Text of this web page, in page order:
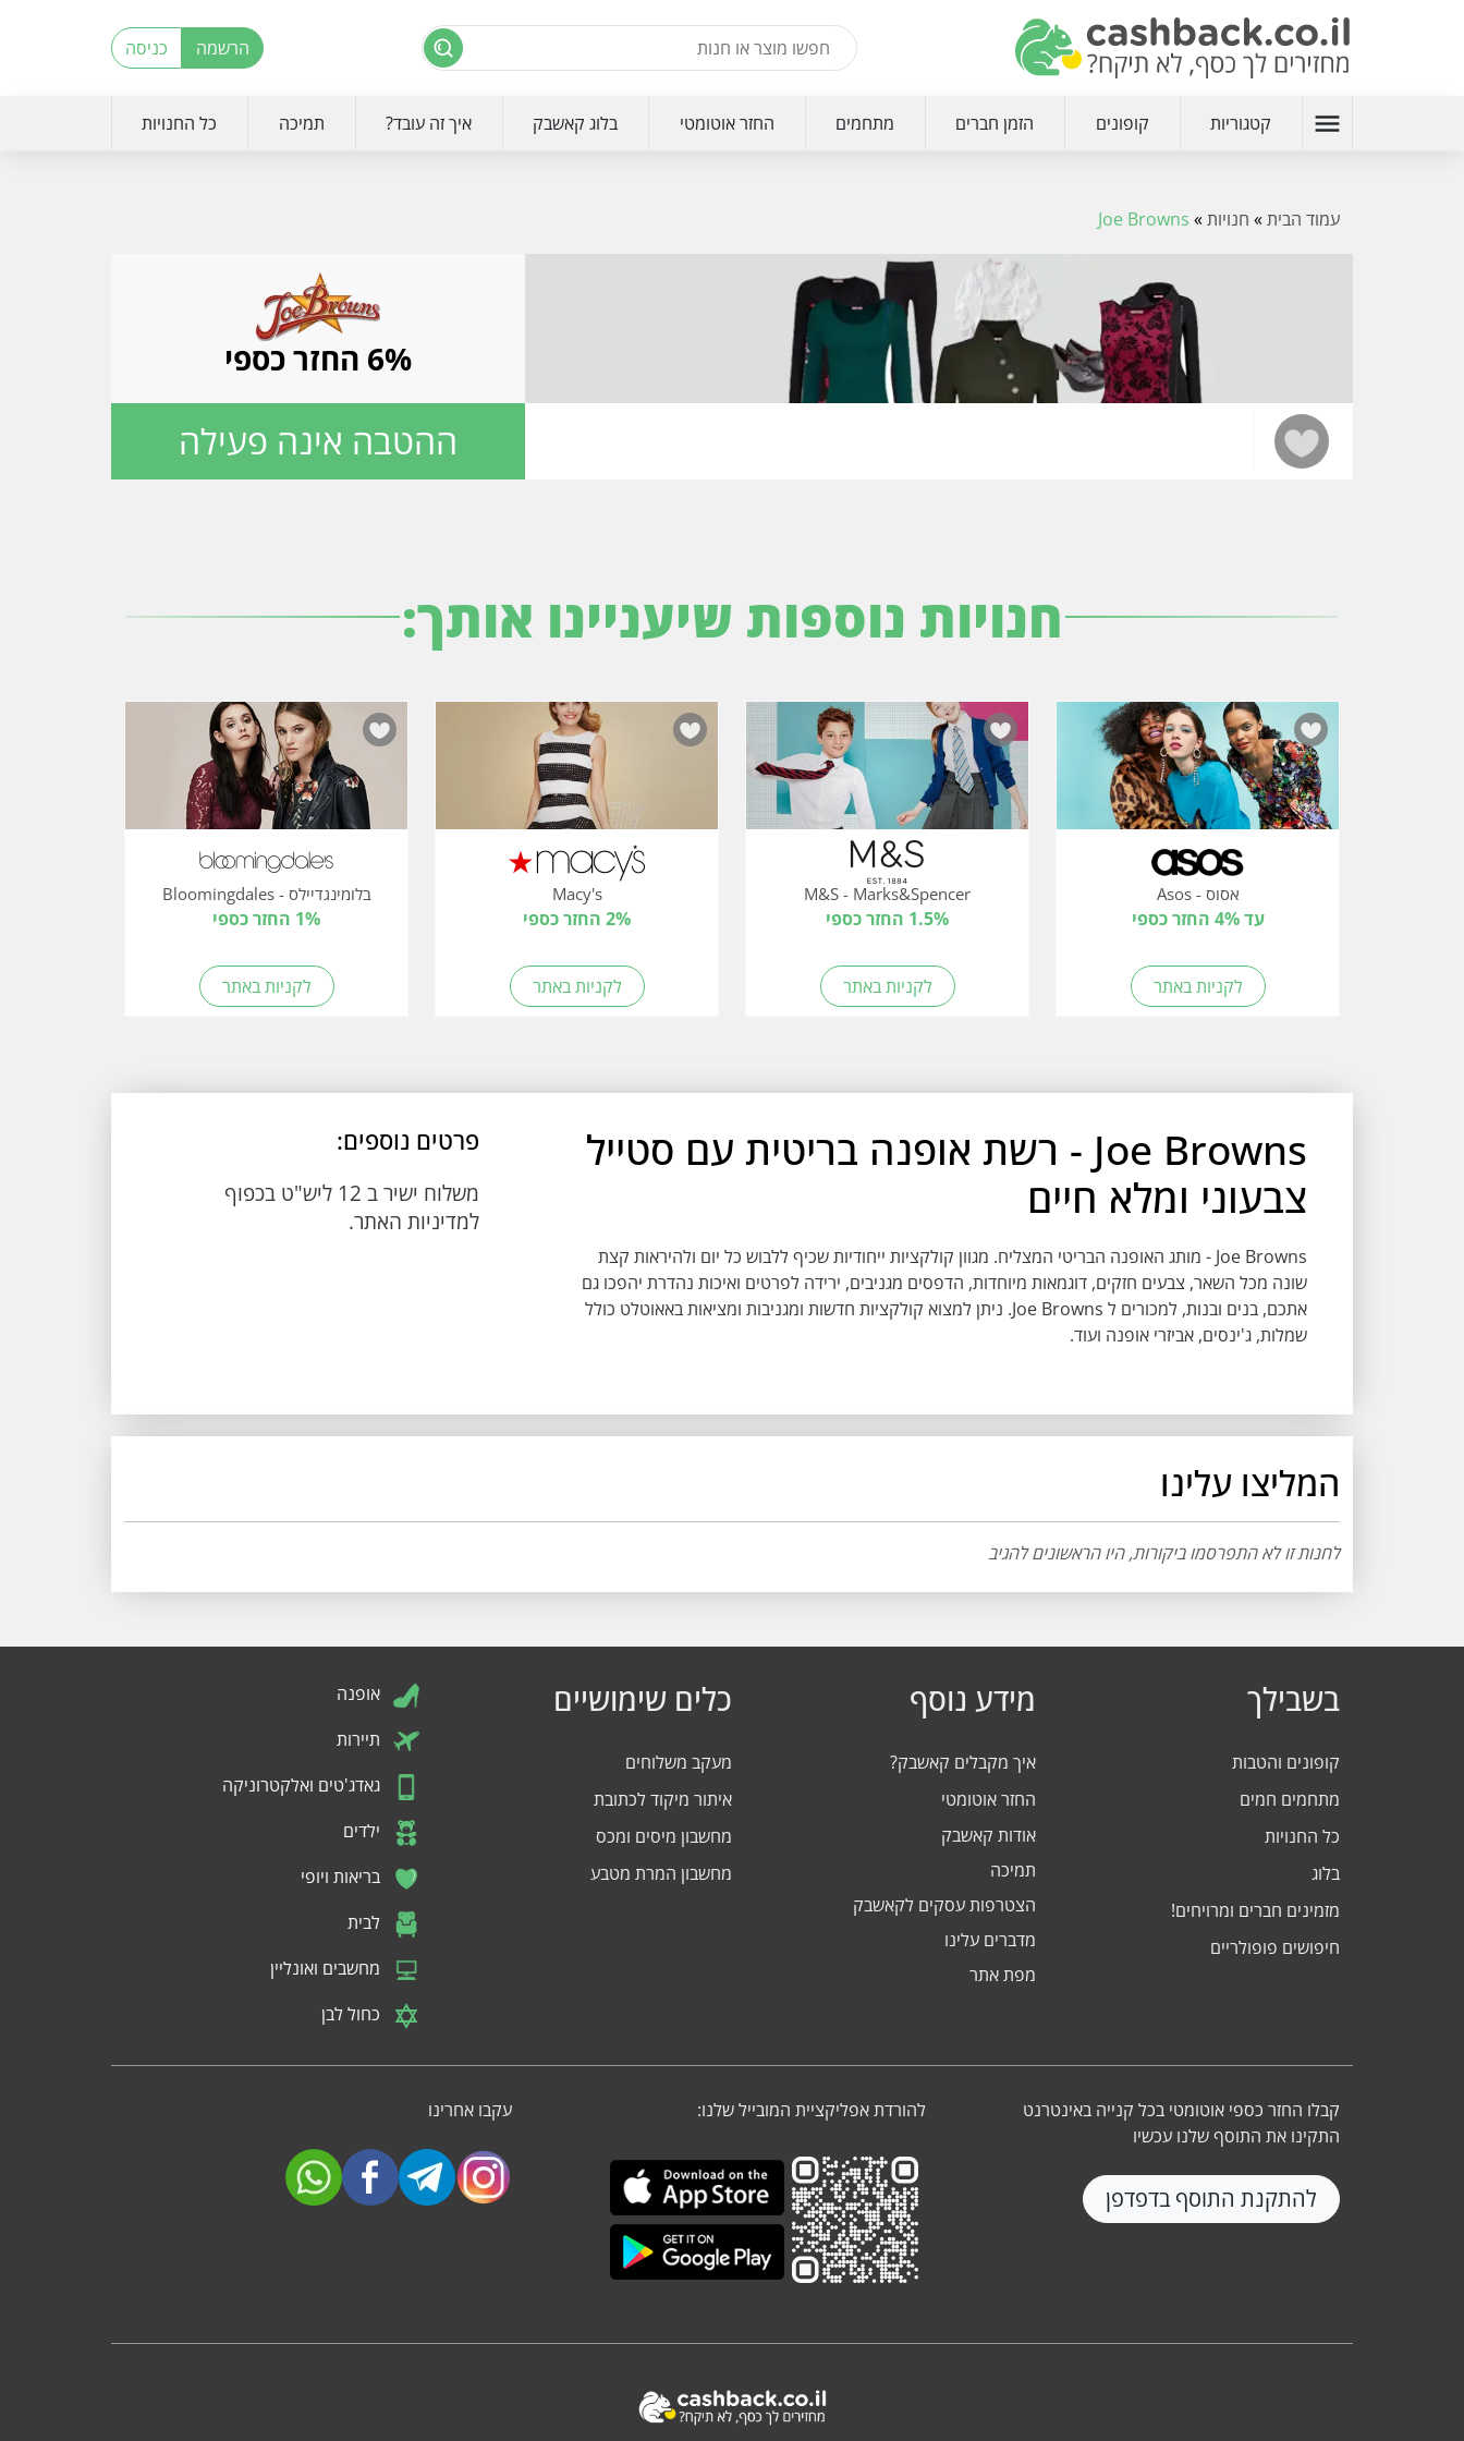
הרשמה כניסה
menu קטגוריות קופונים הזמן חברים מתחמים החזר אוטומטי בלוג קאשבק איך זה עובד? תמיכה כל החנויות
עמוד הבית» חנויות»
Joe Browns
6% החזר כספי
ההטבה אינה פעילה
חנויות נוספות שיעניינו אותך:
אסוס - Asos
עד 4% החזר כספי
לקניות באתר
M&S - Marks&Spencer
1.5% החזר כספי
לקניות באתר
Macy's
2% החזר כספי
לקניות באתר
בלומינגדיילס - Bloomingdales
1% החזר כספי
לקניות באתר
Joe Browns - רשת אופנה בריטית עם סטייל
צבעוני ומלא חיים
Joe Browns - מותג האופנה הבריטי המצליח. מגוון קולקציות ייחודיות שכיף ללבוש כל יום ולהיראות קצת
שונה מכל השאר, צבעים חזקים, דוגמאות מיוחדות, הדפסים מגניבים, ירידה לפרטים ואיכות נהדרת יהפכו גם
אתכם, בנים ובנות, למכורים ל Joe Browns. ניתן למצוא קולקציות חדשות ומגניבות ומציאות באאוטלט כולל
שמלות, ג'ינסים, אביזרי אופנה ועוד.
פרטים נוספים:
משלוח ישיר ב 12 ליש"ט בכפוף
למדיניות האתר.
המליצו עלינו
לחנות זו לא התפרסמו ביקורות, היו הראשונים להגיב
בשבילך
קופונים והטבות
מתחמים חמים
כל החנויות
בלוג
מזמינים חברים ומרויחים!
חיפושים פופולריים
מידע נוסף
איך מקבלים קאשבק?
החזר אוטומטי
אודות קאשבק
תמיכה
הצטרפות עסקים לקאשבק
מדברים עלינו
מפת אתר
כלים שימושיים
מעקב משלוחים
איתור מיקוד לכתובת
מחשבון מיסים ומכס
מחשבון המרת מטבע
אופנה
תיירות
גאדג'טים ואלקטרוניקה
ילדים
בריאות ויופי
לבית
מחשבים ואונליין
כחול לבן
קבלו החזר כספי אוטומטי בכל קנייה באינטרנט
התקינו את התוסף שלנו עכשיו
להתקנת התוסף בדפדפן
להורדת אפליקציית המובייל שלנו: עקבו אחרינו